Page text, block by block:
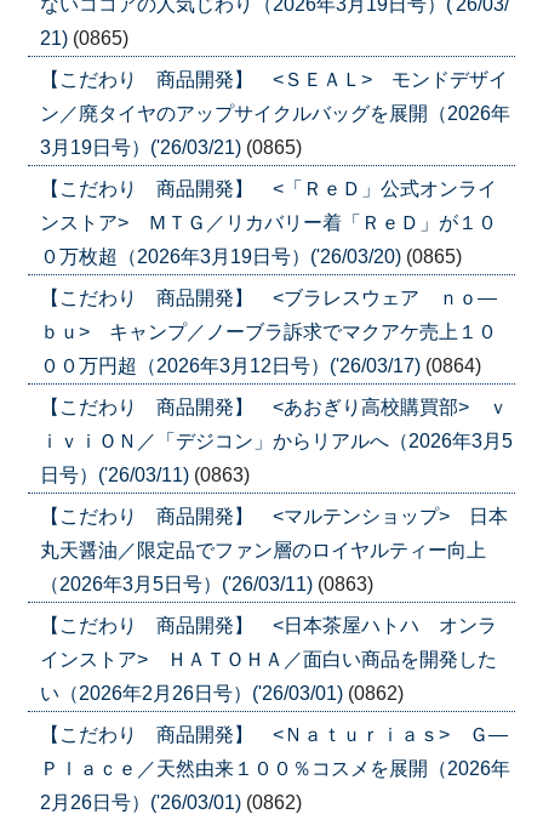
21) (0865)
【こだわり 商品開発】 <ＳＥＡＬ> モンドデザイ
ン／廃タイヤのアップサイクルバッグを展開（2026年
3月19日号）('26/03/21) (0865)
【こだわり 商品開発】 <「ＲｅＤ」公式オンライ
ンストア> ＭＴＧ／リカバリー着「ＲｅＤ」が１０
０万枚超（2026年3月19日号）('26/03/20) (0865)
【こだわり 商品開発】 <ブラレスウェア ｎｏ―
ｂｕ> キャンプ／ノーブラ訴求でマクアケ売上１０
００万円超（2026年3月12日号）('26/03/17) (0864)
【こだわり 商品開発】 <あおぎり高校購買部> ｖ
ｉｖｉＯＮ／「デジコン」からリアルへ（2026年3月5
日号）('26/03/11) (0863)
【こだわり 商品開発】 <マルテンショップ> 日本
丸天醤油／限定品でファン層のロイヤルティー向上
（2026年3月5日号）('26/03/11) (0863)
【こだわり 商品開発】 <日本茶屋ハトハ オンラ
インストア> ＨＡＴＯＨＡ／面白い商品を開発した
い（2026年2月26日号）('26/03/01) (0862)
【こだわり 商品開発】 <Ｎａｔｕｒｉａｓ> Ｇ―
Ｐｌａｃｅ／天然由来１００％コスメを展開（2026年
2月26日号）('26/03/01) (0862)